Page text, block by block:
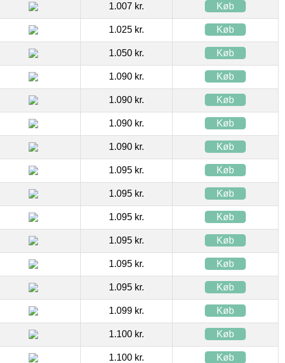
1.007 kr. Køb
1.025 kr. Køb
1.050 kr. Køb
1.090 kr. Køb
1.090 kr. Køb
1.090 kr. Køb
1.090 kr. Køb
1.095 kr. Køb
1.095 kr. Køb
1.095 kr. Køb
1.095 kr. Køb
1.095 kr. Køb
1.095 kr. Køb
1.099 kr. Køb
1.100 kr. Køb
1.100 kr. Køb